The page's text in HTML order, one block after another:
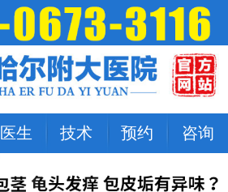
医生 技术 预约 咨询